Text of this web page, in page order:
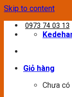
Skip to content
0973 74 03 13
Giỏ hàng
Chưa